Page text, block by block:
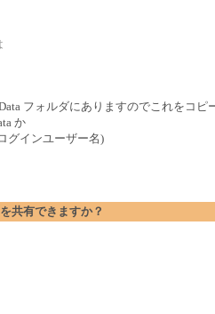
フォルダにありますのでこれをコピ
か
グインユーザー名)
共有できますか？